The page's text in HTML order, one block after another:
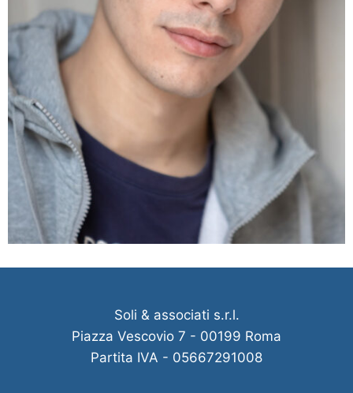
Soli & associati s.r.l.
Piazza Vescovio 7 - 00199 Roma
Partita IVA - 05667291008